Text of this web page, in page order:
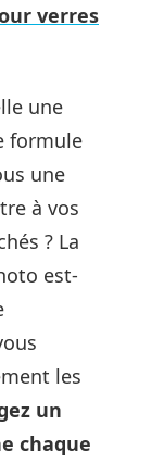
verres
une
formule
une
à vos
? La
est-
les
un
chaque